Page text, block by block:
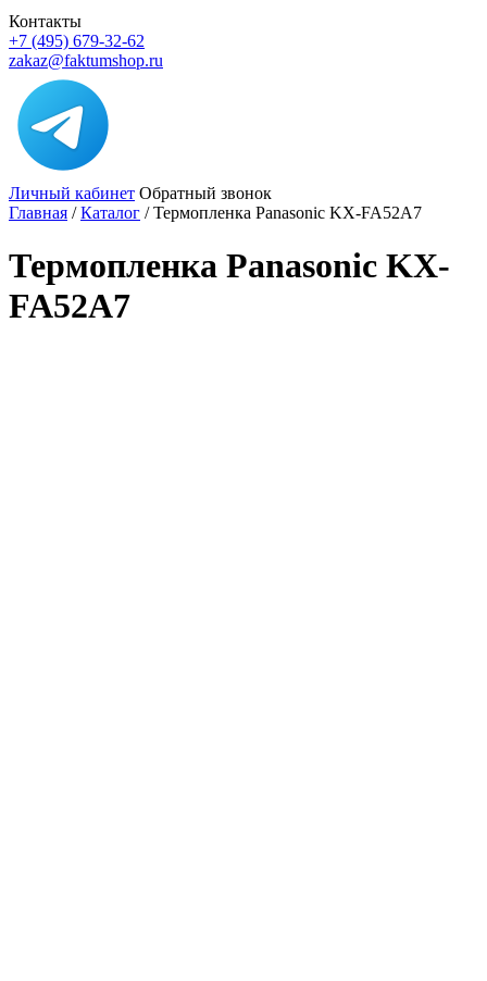
Контакты
+7 (495) 679-32-62
zakaz@faktumshop.ru
Личный кабинет Обратный звонок
Главная /Каталог /Термопленка Panasonic KX-FA52A7
Термопленка Panasonic KX-
FA52A7